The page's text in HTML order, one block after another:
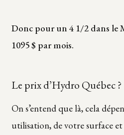
Donc pour un 4 1/2 dans le
1095 $ par mois.
Le prix d’Hydro Québec ?
On s’entend que là, cela
utilisation, de votre surface